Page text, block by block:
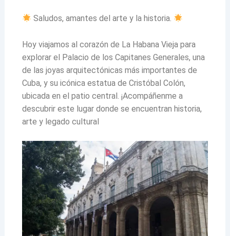
Saludos, amantes del arte y la historia.
Hoy viajamos al corazón de La Habana Vieja para
explorar el Palacio de los Capitanes Generales, una
de las joyas arquitectónicas más importantes de
Cuba, y su icónica estatua de Cristóbal Colón,
ubicada en el patio central. ¡Acompáñenme a
descubrir este lugar donde se encuentran historia,
arte y legado cultural